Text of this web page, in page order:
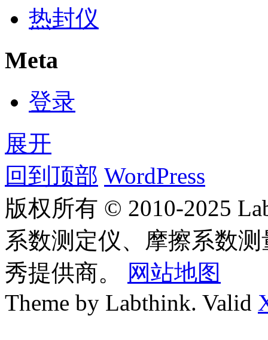
热封仪
Meta
登录
展开
回到顶部 WordPress
版权所有 © 2010-2025
系数测定仪、摩擦系数
秀提供商。
网站地图
Theme by Labthink. Valid